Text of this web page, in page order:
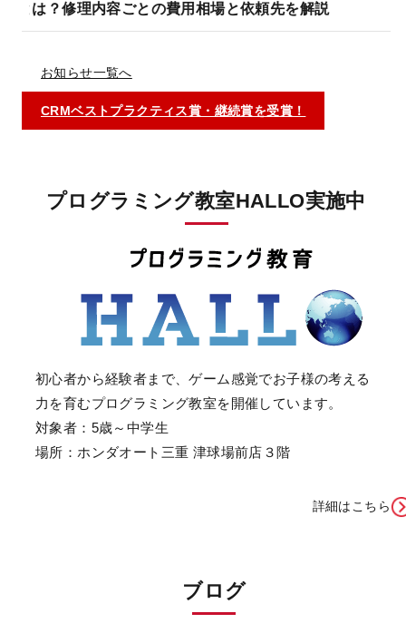
内容ごとの費用相場と依頼先を解説 鈑金・塗装とは
お知らせ一覧へ
CRMベストプラクティス賞・継続賞を受賞！
プログラミング教室HALLO実施中
初心者から経験者まで、ゲーム感覚でお子様の考える
力を育むプログラミング教室を開催しています。
対象者：5歳～中学生
場所：ホンダオート三重 津球場前店３階
詳細はこちら
ブログ